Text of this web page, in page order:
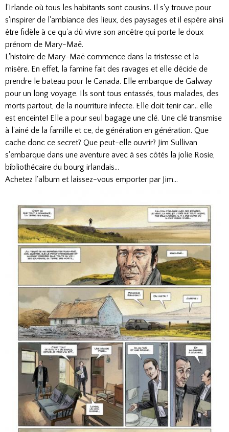
l'Irlande où tous les habitants sont cousins. Il s'y trouve pour
s'inspirer de l'ambiance des lieux, des paysages et il espère ainsi
être fidèle à ce qu'a dû vivre son ancêtre qui porte le doux
prénom de Mary-Maë.
L'histoire de Mary-Maë commence dans la tristesse et la
misère. En effet, la famine fait des ravages et elle décide de
prendre le bateau pour le Canada. Elle embarque de Galway
pour un long voyage. Ils sont tous entassés, tous malades, des
morts partout, de la nourriture infecte. Elle doit tenir car... elle
est enceinte! Elle a pour seul bagage une clé. Une clé transmise
à l'ainé de la famille et ce, de génération en génération. Que
cache donc ce secret? Que peut-elle ouvrir? Jim Sullivan
s'embarque dans une aventure avec à ses côtés la jolie Rosie,
bibliothécaire du bourg irlandais...
Achetez l'album et laissez-vous emporter par Jim...